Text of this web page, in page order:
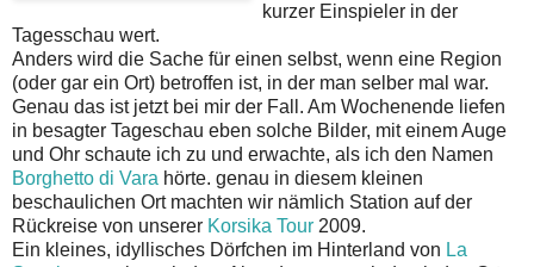
kurzer Einspieler in der
Tagesschau wert.
Anders wird die Sache für einen selbst, wenn eine Region
(oder gar ein Ort) betroffen ist, in der man selber mal war.
Genau das ist jetzt bei mir der Fall. Am Wochenende liefen
in besagter Tageschau eben solche Bilder, mit einem Auge
und Ohr schaute ich zu und erwachte, als ich den Namen
Borghetto di Vara hörte. genau in diesem kleinen
beschaulichen Ort machten wir nämlich Station auf der
Rückreise von unserer Korsika Tour 2009.
Ein kleines, idyllisches Dörfchen im Hinterland von La